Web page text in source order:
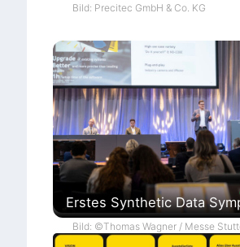
Bild: Precitec GmbH & Co. KG
Erstes Synthetic Data
Bild: ©Thomas Wagner / Messe